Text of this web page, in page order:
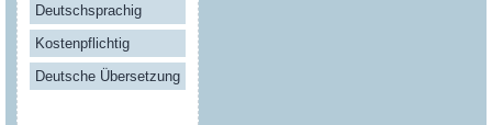
Deutschsprachig
Kostenpflichtig
Deutsche Übersetzung